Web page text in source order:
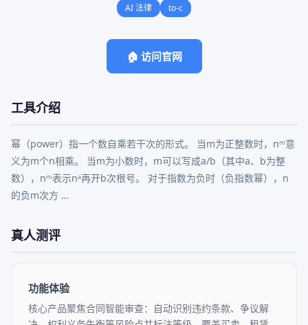
AI 法律 to-c
🏠 访问官网
工具介绍
幂（power）指一个数自乘若干次的形式。 当m为正整数时，nᵐ意
义为m个n相乘。 当m为小数时，m可以写成a/b（其中a、b为整
数），nᵐ表示nᵃ再开b次根号。 对于指数为负时（负指数幂），n
的负m次方 …
真人测评
功能体验
核心产品聚焦合同智能审查：自动识别违约条款、争议解